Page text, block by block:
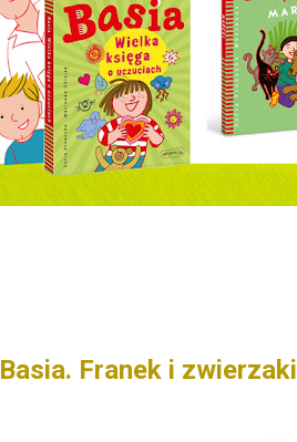
Basia. Franek i zwierzaki